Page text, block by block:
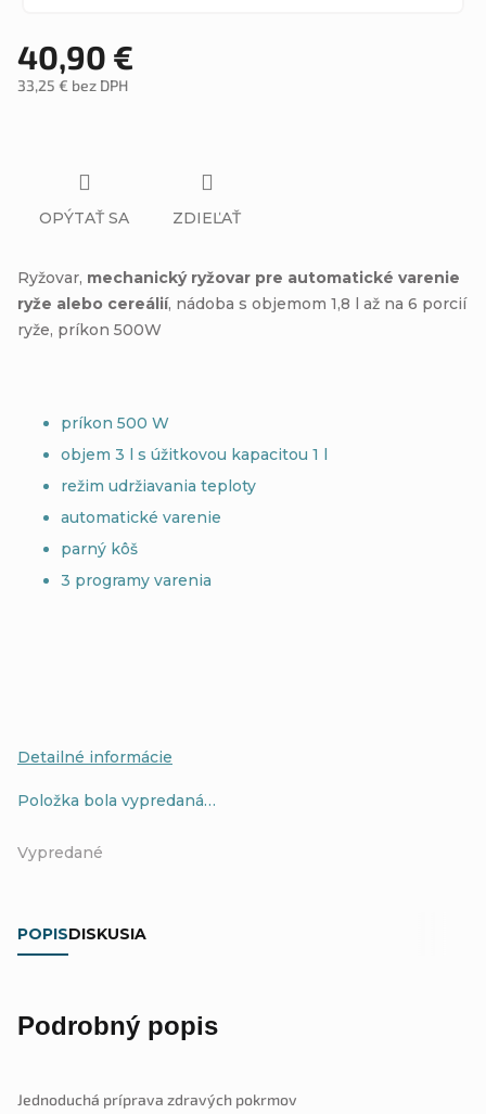
40,90 €
33,25 € bez DPH
Vypredané
Položka bola vypredaná…
Ryžovar, mechanický ryžovar pre automatické varenie
ryže alebo cereálií, nádoba s objemom 1,8 l až na 6 porcií
ryže, príkon 500W
príkon 500 W
objem 3 l s úžitkovou kapacitou 1 l
režim udržiavania teploty
automatické varenie
parný kôš
3 programy varenia
Detailné informácie
OPÝTAŤ SA ZDIEĽAŤ
POPISDISKUSIA
Podrobný popis
Jednoduchá príprava zdravých pokrmov